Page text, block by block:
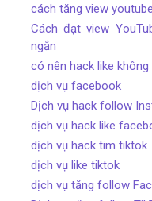
cách tăng view youtube
Cách đạt view
ngắn
có nên hack like không
dịch vụ facebook
Dịch vụ hack follow
dịch vụ hack like
dịch vụ hack tim tiktok
dịch vụ like tiktok
dịch vụ tăng follow